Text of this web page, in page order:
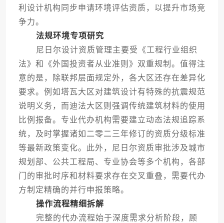
利设计机构同步申请环境评估资质，以提升市场竞
争力。
法规环境专项研究
尼日尔设计资质管理主要受《工程行业组织
法》和《外国投资者从业准则》双重规制。值得注
意的是，除联邦层面规定外，各大区还存在差异化
要求。例如塔瓦大区对建筑设计有特殊的抗震规范
说明义务，而迪法大区则强调传统建筑材料的使用
比例报备。专业代办机构需要建立动态法规追踪系
统，及时掌握诸如二零二三年修订的资质分级标准
等最新政策变化。此外，尼日尔资质审批涉及城市
规划部、公共工程局、专业协会等多个机构，各部
门的审批时序和材料要求存在交叉重叠，需要代办
方制定精确的并行申报策略。
操作流程精细拆解
完整的代办流程始于深度需求分析阶段，顾